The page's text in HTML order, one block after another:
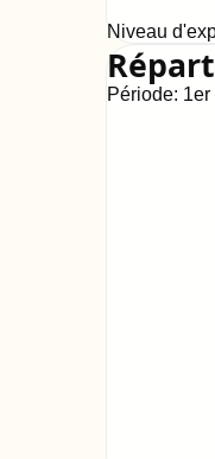
Niveau
Période: 1er